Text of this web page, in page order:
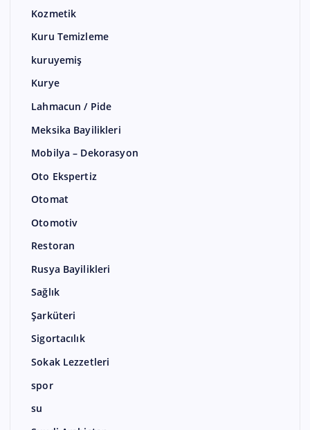
Kozmetik
Kuru Temizleme
kuruyemiş
Kurye
Lahmacun / Pide
Meksika Bayilikleri
Mobilya – Dekorasyon
Oto Ekspertiz
Otomat
Otomotiv
Restoran
Rusya Bayilikleri
Sağlık
Şarküteri
Sigortacılık
Sokak Lezzetleri
spor
su